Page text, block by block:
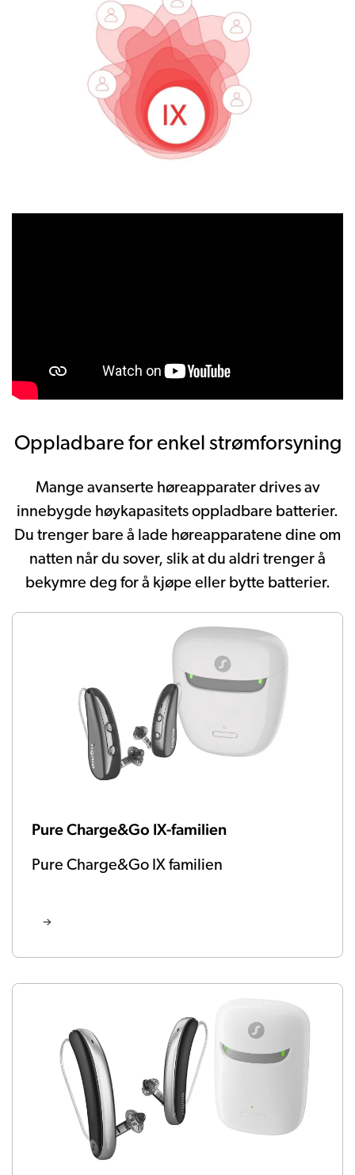
Oppladbare for enkel strømforsyning
Mange avanserte høreapparater drives av
innebygde høykapasitets oppladbare batterier.
Du trenger bare å lade høreapparatene dine om
natten når du sover, slik at du aldri trenger å
bekymre deg for å kjøpe eller bytte batterier.
Pure Charge&Go IX-familien
Pure Charge&Go IX familien